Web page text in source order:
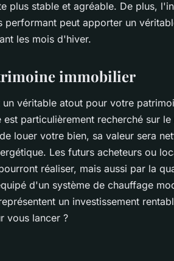
plus stable et agréable. De plus,
performant peut apporter un
les mois d'hiver.
immobilier
véritable atout pour votre
particulièrement recherché sur
louer votre bien, sa valeur sera
Les futurs acheteurs ou
réaliser, mais aussi par la
d'un système de chauffage
un investissement
vous lancer ?